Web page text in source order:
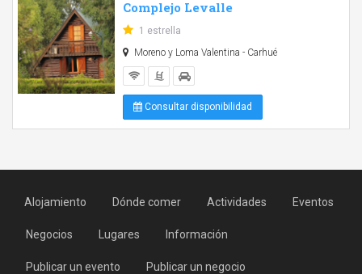
Complejo Levalle
1 estrella
Moreno y Loma Valentina - Carhué
Consultar disponibilidad
Alojamiento Dónde comer Actividades Eventos
Negocios Lugares Información
Publicar un evento Publicar un negocio